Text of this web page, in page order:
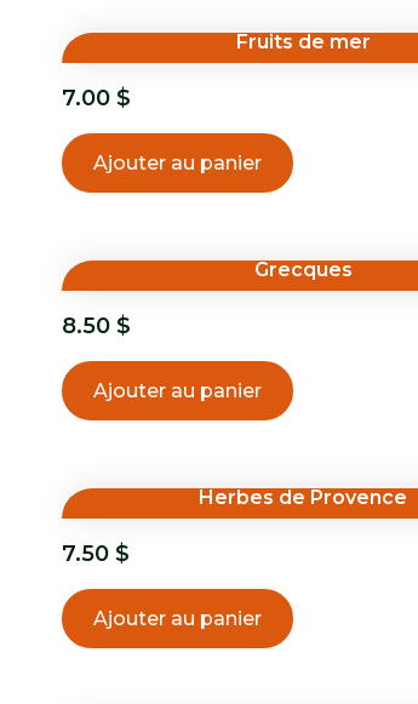
Fruits de mer
7.00 $
Ajouter au panier
Grecques
8.50 $
Ajouter au panier
Herbes de Provence
7.50 $
Ajouter au panier